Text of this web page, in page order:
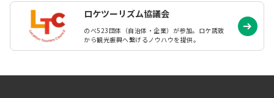
ロケツーリズム協議会
のべ523団体（自治体・企業）が参加。ロケ誘致
から観光振興へ繋げるノウハウを提供。